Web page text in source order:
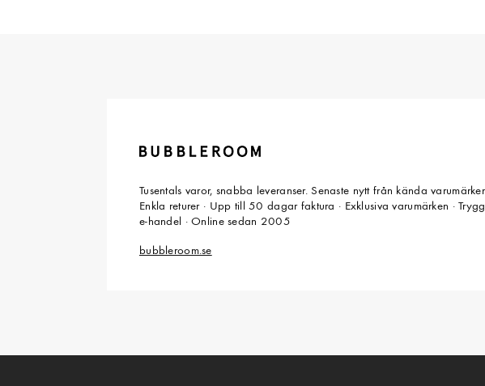
Tusentals varor, snabba leveranser. Senaste nytt från kända
Enkla returer · Upp till 50 dagar faktura · Exklusiva varumärken · Trygg
e-handel · Online sedan 2005
bubbleroom.se